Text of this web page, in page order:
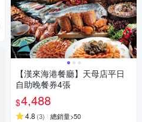
【漢來海港餐廳】天母店平日
自助晚餐券4張
$4,488
4.8 (3) 總銷量>50